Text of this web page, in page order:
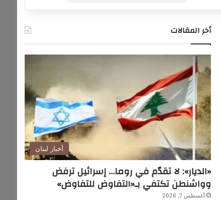
عن
أخر المقالات
أخبار لبنان
«الديار»: لا تقدّم في روما… إسرائيل ترفض
وواشنطن تكتفي بـ«التفاوض للتفاوض»
أغسطس 7, 2026